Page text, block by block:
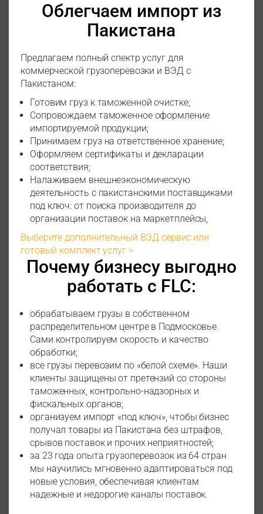
Облегчаем импорт из
Пакистана
Предлагаем полный спектр услуг для
коммерческой грузоперевозки и ВЭД с
Пакистаном:
Готовим груз к таможенной очистке;
Сопровождаем таможенное оформление
импортируемой продукции;
Принимаем груз на ответственное хранение;
Оформляем сертификаты и декларации
соответствия;
Налаживаем внешнеэкономическую
деятельность с пакистанскими поставщиками
под ключ: от поиска производителя до
организации поставок на маркетплейсы,
Выберите дополнительный ВЭД сервис или
готовый комплект услуг >
Почему бизнесу выгодно
работать с FLC:
обрабатываем грузы в собственном
распределительном центре в Подмосковье.
Сами контролируем скорость и качество
обработки;
все грузы перевозим по «белой схеме». Наши
клиенты защищены от претензий со стороны
таможенных, контрольно-надзорных и
фискальных органов;
организуем импорт «под ключ», чтобы бизнес
получал товары из Пакистана без штрафов,
срывов поставок и прочих неприятностей;
за 23 года опыта грузоперевозок из 64 стран
мы научились мгновенно адаптироваться под
новые условия, обеспечивая клиентам
надежные и недорогие каналы поставок.